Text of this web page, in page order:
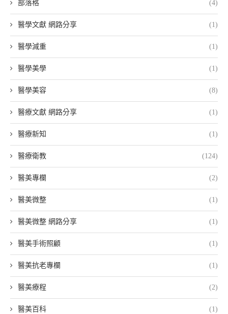
部落格 (4)
醫學文獻 網路分享 (1)
醫學減重 (1)
醫學美學 (1)
醫學美容 (8)
醫療文獻 網路分享 (1)
醫療新知 (1)
醫療衛教 (124)
醫美專欄 (2)
醫美微整 (1)
醫美微整 網路分享 (1)
醫美手術照顧 (1)
醫美抗老專欄 (1)
醫美療程 (2)
醫美百科 (1)